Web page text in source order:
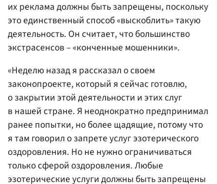
их реклама должны быть запрещены, поскольку
это единственный способ «выскоблить» такую
деятельность. Он считает, что большинство
экстрасенсов – «конченные мошенники».
«Неделю назад я рассказал о своем
законопроекте, который я сейчас готовлю,
о закрытии этой деятельности и этих слуг
в нашей стране. Я неоднократно предпринимал
ранее попытки, но более щадящие, потому что
я там говорил о запрете услуг эзотерического
оздоровления. Но не нужно ограничиваться
только сферой оздоровления. Любые
эзотерические услуги должны быть запрещены